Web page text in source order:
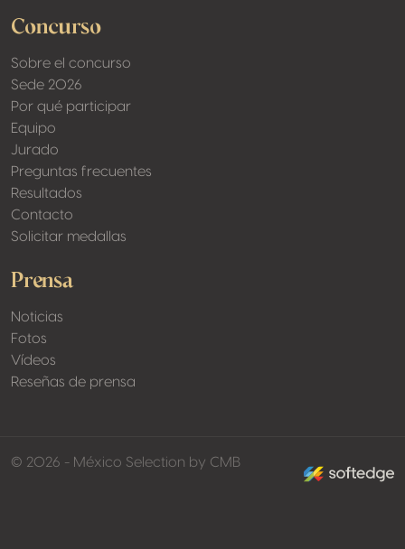
Concurso
Sobre el concurso
Sede 2026
Por qué participar
Equipo
Jurado
Preguntas frecuentes
Resultados
Contacto
Solicitar medallas
Prensa
Noticias
Fotos
Vídeos
Reseñas de prensa
© 2026 - México Selection by CMB